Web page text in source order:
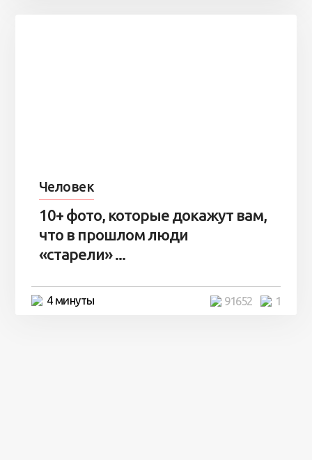
Человек
10+ фото, которые докажут вам,
что в прошлом люди
«старели» ...
4 минуты 1
91652